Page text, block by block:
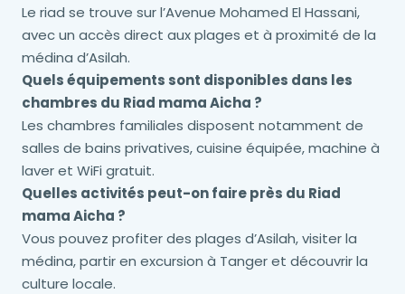
Le riad se trouve sur l’Avenue Mohamed El Hassani,
avec un accès direct aux plages et à proximité de la
médina d’Asilah.
Quels équipements sont disponibles dans les
chambres du Riad mama Aicha ?
Les chambres familiales disposent notamment de
salles de bains privatives, cuisine équipée, machine à
laver et WiFi gratuit.
Quelles activités peut-on faire près du Riad
mama Aicha ?
Vous pouvez profiter des plages d’Asilah, visiter la
médina, partir en excursion à Tanger et découvrir la
culture locale.